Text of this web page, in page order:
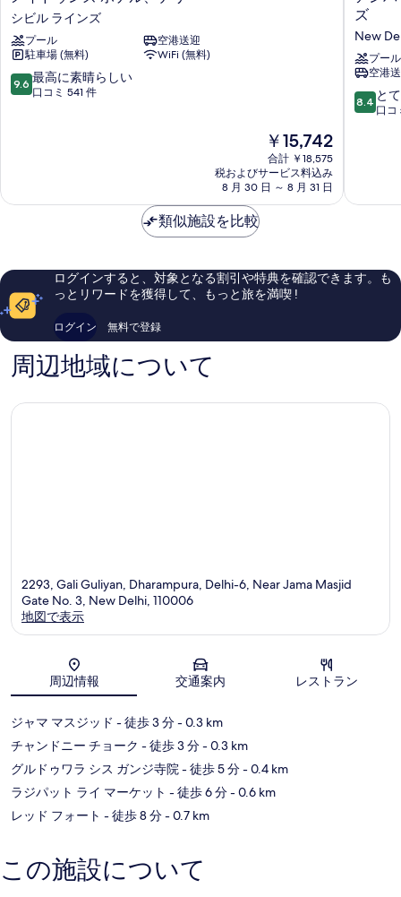
イ
ド
ゥ
ン
ズ
ホ
ビ
ン
シビル ラインズ
プール
空港送迎
駐車場 (無料)
WiFi (無料)
10
段
素
い、
コ
ミ
件
の
コ
9.6 最高に素晴らしい
口コミ 541 件
現
在
の
料
金
￥15,742
合計 ￥18,575
税およびサービス料込み
8 月 30 日 ～ 8 月 31 日
ン
サ
ダ
ー
ニ
ュ
IHCL
シ
ョ
ズ
New
プール
空港
10
段
も
コ
ミ
ミ
8.4 と
口コ
類似施設を比較
ログインすると、対象となる割引や特典を確認できます。も
っとリワードを獲得して、もっと旅を満喫 !
ログイン 無料で登録
周辺地域について
2293, Gali Guliyan, Dharampura, Delhi-6, Near Jama Masjid
Gate No. 3, New Delhi, 110006
地図で表示
周辺情報 交通案内 レストラン
ジャマ マスジッド - 徒歩 3 分- 0.3 km
チャンドニー チョーク - 徒歩 3 分- 0.3 km
グルドゥワラ シス ガンジ寺院- 徒歩 5 分- 0.4 km
ラジパット ライ マーケット - 徒歩 6 分- 0.6 km
レッド フォート - 徒歩 8 分- 0.7 km
この施設について